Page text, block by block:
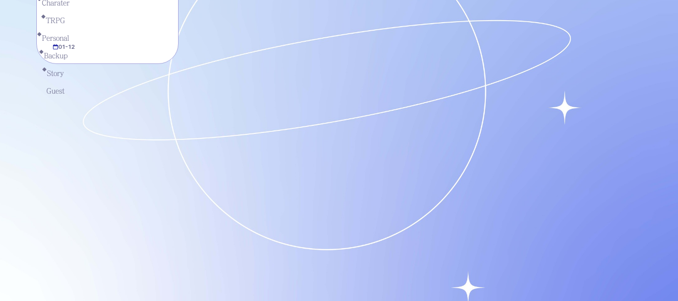
Charater
TRPG
Personal
Backup
Story
Guest
[MGLG] 우주의 뿌리를 넘는
01-12